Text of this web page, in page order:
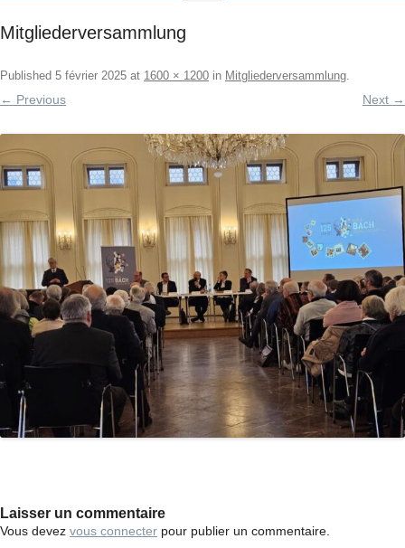
Mitgliederversammlung
Published 5 février 2025 at 1600 × 1200 in Mitgliederversammlung.
← Previous Next →
Laisser un commentaire
Vous devez vous connecter pour publier un commentaire.